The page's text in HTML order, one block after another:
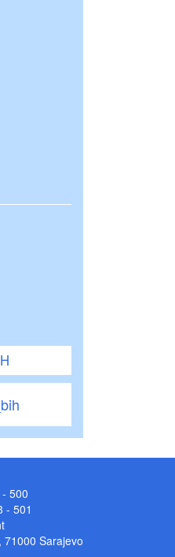
500
- 501
71000 Sarajevo